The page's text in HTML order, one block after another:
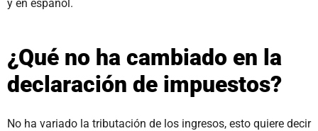
y en español.
¿Qué no ha cambiado en la
declaración de impuestos?
No ha variado la tributación de los ingresos, esto quiere decir